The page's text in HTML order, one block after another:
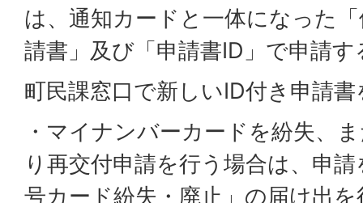
は、通知カードと一体になった
請書」及び「申請書ID」で申請
町民課窓口で新しいID付き申請
・マイナンバーカードを紛失、
り再交付申請を行う場合は、申
号カード紛失・廃止」の届け出